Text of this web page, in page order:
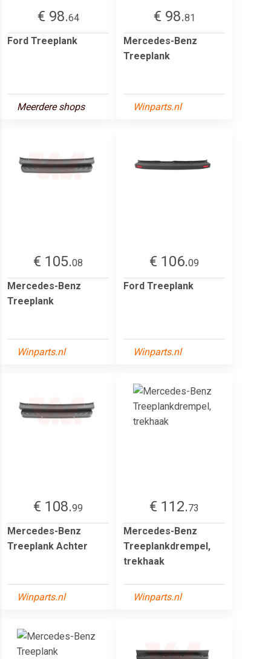
€ 98.64
Ford Treeplank
Meerdere shops
€ 98.81
Mercedes-Benz
Treeplank
Winparts.nl
€ 105.08
Mercedes-Benz
Treeplank
Winparts.nl
€ 106.09
Ford Treeplank
Winparts.nl
€ 108.99
Mercedes-Benz
Treeplank Achter
Winparts.nl
€ 112.73
Mercedes-Benz
Treeplankdrempel,
trekhaak
Winparts.nl